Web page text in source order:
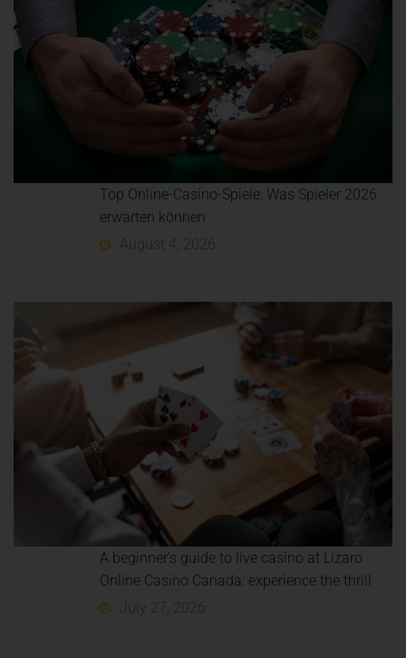
Top Online-Casino-Spiele: Was Spieler 2026
erwarten können
August 4, 2026
A beginner’s guide to live casino at Lizaro
Online Casino Canada: experience the thrill
July 27, 2026